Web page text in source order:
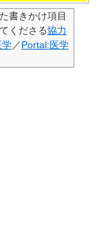
書きかけ項目
くださる協力
学／Portal:医学